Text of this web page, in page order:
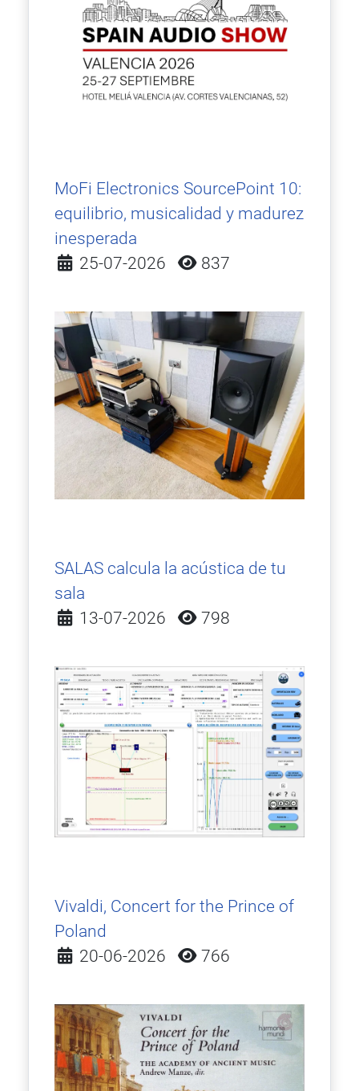
MoFi Electronics SourcePoint 10:
equilibrio, musicalidad y madurez
inesperada
Detalles
25-07-2026 837
SALAS calcula la acústica de tu
sala
Detalles
13-07-2026 798
Vivaldi, Concert for the Prince of
Poland
Detalles
20-06-2026 766